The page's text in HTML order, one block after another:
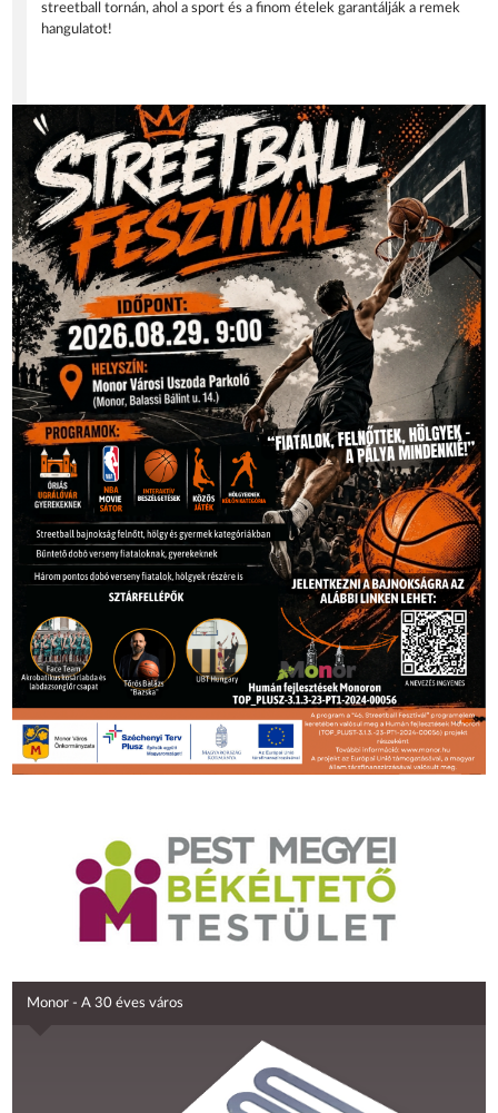
streetball tornán, ahol a sport és a finom ételek garantálják a remek
hangulatot!
Monor - A 30 éves város